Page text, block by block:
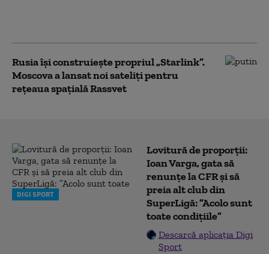
Rusia își construiește propriul „Starlink”.
Moscova a lansat noi sateliți pentru
rețeaua spațială Rassvet
DIGI SPORT
Lovitură de proporții:
Ioan Varga, gata să
renunțe la CFR și să
preia alt club din
SuperLigă: ”Acolo sunt
toate condițiile”
Descarcă aplicația Digi
Sport